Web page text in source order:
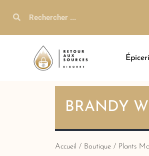
BRANDY
Accueil / Boutique / Plants